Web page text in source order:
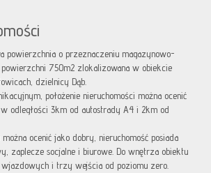
powierzchnia o przeznaczeniu magazynowo-
powierzchni 750m2 zlokalizowana w obiekcie
dzielnicy Dąb.
położenie nieruchomości można ocenić
odległości 3km od autostrady A4 i 2km od
ocenić jako dobry, nieruchomość posiada
zaplecze socjalne i biurowe. Do wnętrza obiektu
i trzy wejścia od poziomu zero.